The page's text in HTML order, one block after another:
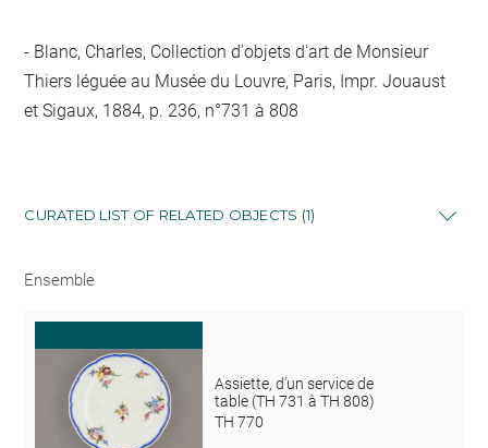
Blanc, Charles, Collection d'objets d'art de Monsieur
Thiers léguée au Musée du Louvre, Paris, Impr. Jouaust
et Sigaux, 1884, p. 236, n°731 à 808
CURATED LIST OF RELATED OBJECTS (1)
Ensemble
Assiette, d'un service de
table (TH 731 à TH 808)
TH 770